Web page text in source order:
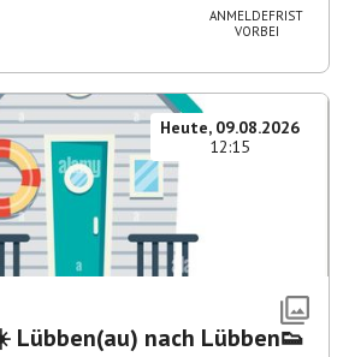
ANMELDEFRIST
VORBEI
Heute, 09.08.2026
12:15
Lübben(au) nach Lübben👟